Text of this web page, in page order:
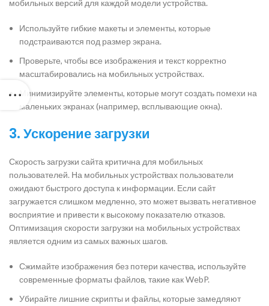
мобильных версий для каждой модели устройства.
Используйте гибкие макеты и элементы, которые
подстраиваются под размер экрана.
Проверьте, чтобы все изображения и текст корректно
масштабировались на мобильных устройствах.
Минимизируйте элементы, которые могут создать помехи на
маленьких экранах (например, всплывающие окна).
3. Ускорение загрузки
Скорость загрузки сайта критична для мобильных
пользователей. На мобильных устройствах пользователи
ожидают быстрого доступа к информации. Если сайт
загружается слишком медленно, это может вызвать негативное
восприятие и привести к высокому показателю отказов.
Оптимизация скорости загрузки на мобильных устройствах
является одним из самых важных шагов.
Сжимайте изображения без потери качества, используйте
современные форматы файлов, такие как WebP.
Убирайте лишние скрипты и файлы, которые замедляют